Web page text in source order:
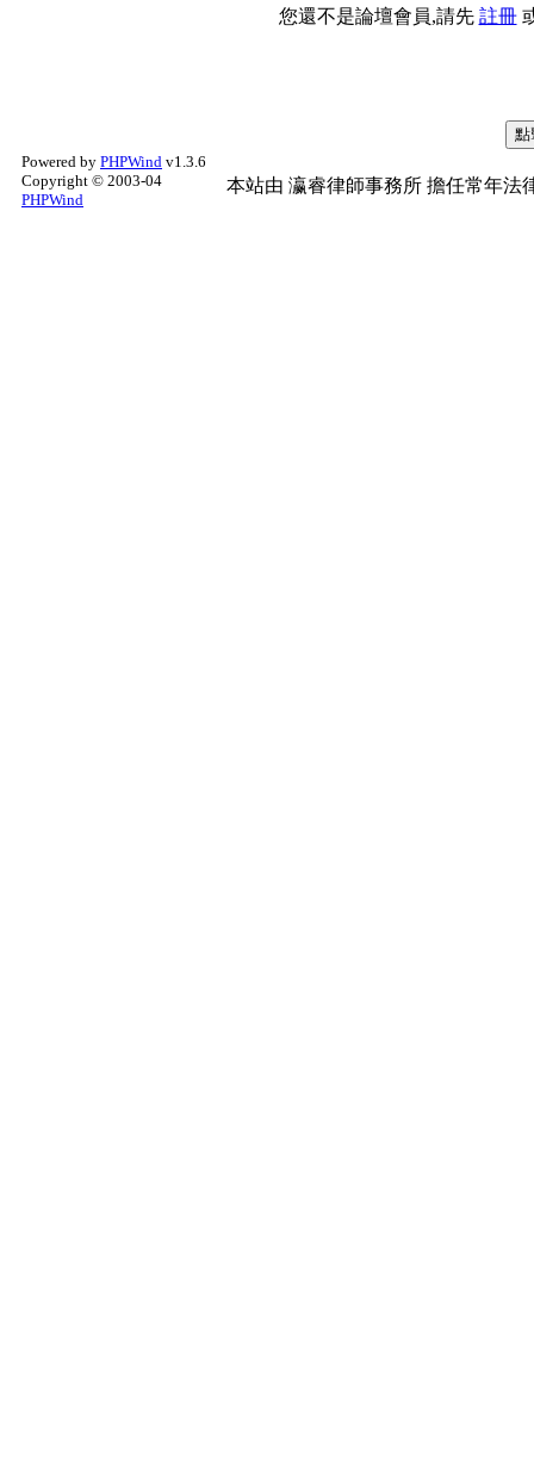
您還不是論壇會員,請先 註冊
Powered by PHPWind v1.3.6
Copyright © 2003-04
PHPWind
本站由 瀛睿律師事務所 擔任常年法